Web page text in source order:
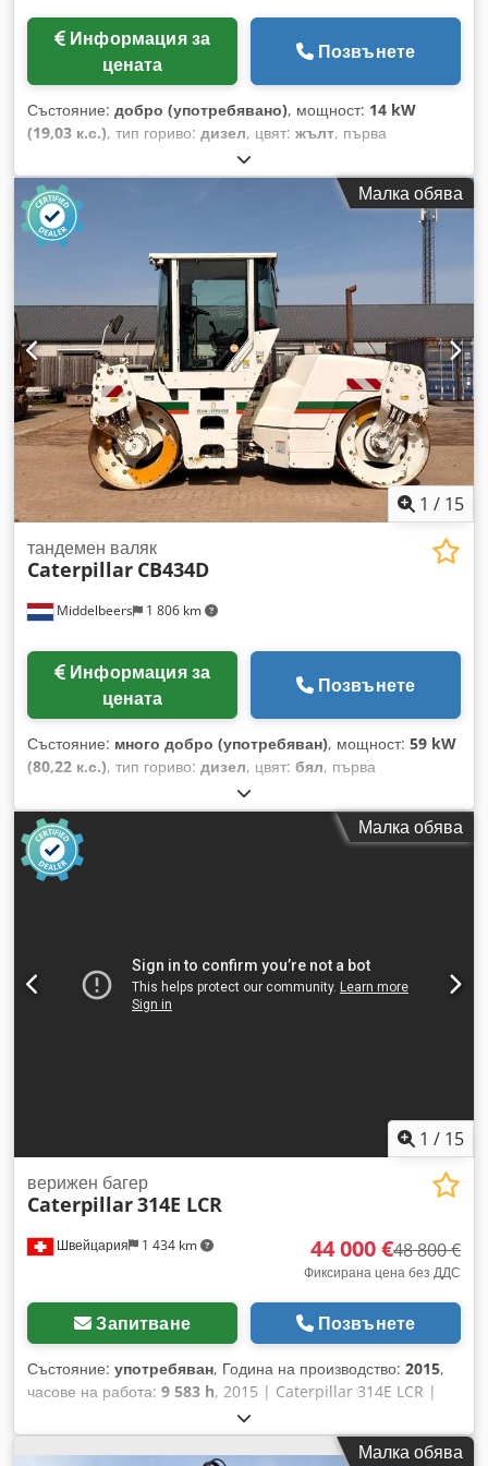
Информация за
цената
Позвънете
Състояние: добро (употребявано), мощност: 14 kW
(19,03 к.с.), тип гориво: дизел, цвят: жълт, първа
, Година на производство:
часове на работа:5 484 h, Моделна година: 2006
Задвижване: Верижно Брой цилиндри: 3 Тегло без товар: 1
720 кг Техническо състояние: добро Външен вид: добър
Chsdpfxew Hpqrj Af Dea Цена: По запитване Сериен
номер: JBB00645 Моля, свържете се с Ернст ван Хек за
повече информация.
Малка обява
1 / 15
Middelbeers 1 806 km
тандемен валяк
Caterpillar CB434D
Информация за
цената
Позвънете
Състояние: много добро (употребяван), мощност: 59 kW
(80,22 к.с.), тип гориво: дизел, цвят: бял, първа
, Година на производство:
часове на работа:3 310 h, Обща информация Година на
производство: 2005 Сериен номер: CATCB434LCNH00390
Техническа информация Брой цилиндри: 4 Работен обем
на двигателя: 4 400 cc Задвижване: Колесно Собствено
Dja Финансова информация Цена: По запитване
Допълнителна информация За повече информация се
свържете с Ernst van Hek.
Малка обява
1 / 15
Швейцария 1 434 km
верижен багер
Caterpillar314E LCR
44 000 €48 800 €
Фиксирана цена без ДДС
Запитване Позвънете
Състояние: употребяван, Година на производство: 2015,
часове на работа: 9 583 h, 2015 | Caterpillar 314E LCR |
Използван верижен багер | 9583 работни часа 📍
Местоположение: Швейцария 🚛 Възможна доставка до
вашата дестинация – използвайте нашия калкулатор за
Малка обява